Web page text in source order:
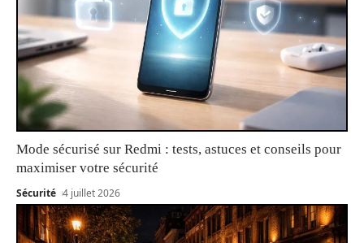
Mode sécurisé sur Redmi : tests, astuces et conseils pour
maximiser votre sécurité
Sécurité 4 juillet 2026